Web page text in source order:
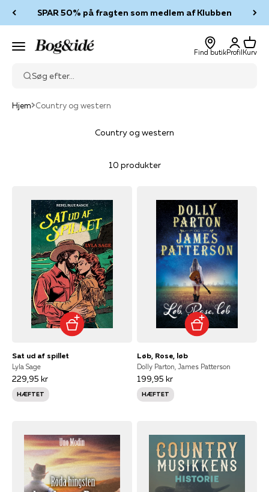
SPAR 50% på fragten som medlem af Klubben
Menu Bog & idé
Find butik
Log ind
Profil
Kurv
Kurv
Søg efter...
Hjem Country og western
Country og western
10 produkter
Sat ud af spillet
Lyla Sage
229,95 kr
HÆFTET
Løb, Rose, løb
Dolly Parton, James Patterson
199,95 kr
HÆFTET